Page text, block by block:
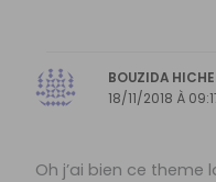
BOUZIDA
18/11/2018 À
Oh j’ai bien ce